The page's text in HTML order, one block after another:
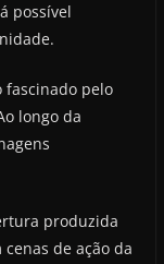
possível
fascinado pelo
longo da
produzida
de ação da